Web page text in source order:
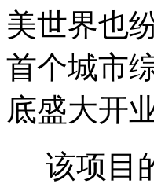
美世界也
首个城市
底盛大开业
该项目